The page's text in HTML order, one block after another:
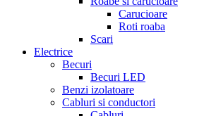
Carucioare
Roti roaba
Scari
Electrice
Becuri
Becuri LED
Benzi izolatoare
Cabluri si conductori